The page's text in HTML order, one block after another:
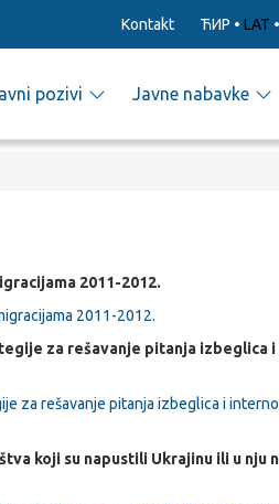
Kontakt ЋИР •LAT
pozivi Javne nabavke
2011-2012.
2011-2012.
za rešavanje pitanja izbeglica
za rešavanje pitanja izbeglica i
koji su napustili Ukrajinu ili u nju